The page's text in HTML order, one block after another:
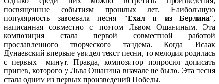
посвященные событиям прошлых лет. Наибольшую
популярность завоевала песня "Ехал я из Берлина",
написанная совместно с поэтом Львом Ошаниным. Эта
композиция стала первой совместной работой
прославленного творческого тандема. Когда Исаак
Дунаевский впервые увидел текст песни, то мелодия родилась
с первых минут. Правда, композитор попросил дописать
припев, которого у Льва Ошанина вначале не было. Эта песня
стала одним из первых произведений Победы.